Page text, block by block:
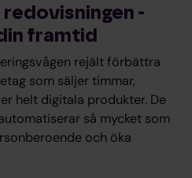
-
framtid
rejält förbättra
som säljer timmar,
helt digitala produkter. De
så mycket som
och öka